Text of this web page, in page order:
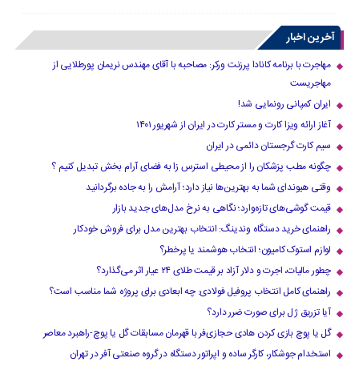
آخرین اخبار
مهاجرت با برنامه کانادا پرزنت ورکر: مصاحبه با آقای مهندس نریمان پورطلایی از
مهاجریست
ایران کمپانی رونمایی شد!
آغاز ارائه ویزا کارت و مستر کارت در ایران از شهریور ۱۴۰۱
سیم کارت گرجستان دائمی در ایران
چگونه مطب پزشکان را از محیطی استرس زا به فضای آرام بخش تبدیل کنیم ؟
وقتی هیوندای شما به بهترین‌ها نیاز دارد؛ آرامش را به جاده برگردانید
قیمت گوشی‌های تازه‌وارد؛ نگاهی به نرخ مدل‌های جدید بازار
راهنمای خرید دستگاه وندینگ: انتخاب بهترین مدل برای فروش خودکار
لوازم استوک کامیون؛ انتخاب هوشمند یا پرخطر؟
چطور مالیات، اجرت و دلار آزاد بر قیمت طلای ۲۴ عیار اثر می‌گذارد؟
راهنمای کامل انتخاب پروفیل فولادی: چه ابعادی برای پروژه شما مناسب است؟
آیا تزریق ژل برای صورت ضرر دارد​؟
گل یا پوچ بازی کردن هادی حجازی‌فر با قهرمان مسابقات گل یا پوچ-راهبرد معاصر
استخدام جوشکار، کارگر ساده و اپراتور دستگاه در گروه صنعتی آفر در تهران